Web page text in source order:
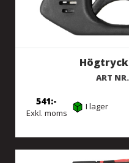
ART NR.
Exkl. moms
541 I lager